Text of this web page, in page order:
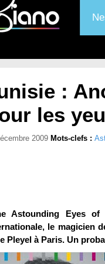
:
les
2009 Mots-clefs :
Astounding Eyes
le magicien
Pleyel à Paris. Un